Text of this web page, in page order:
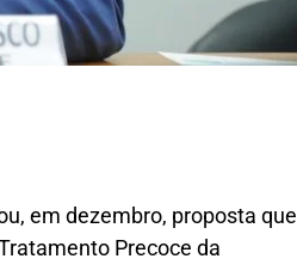
em dezembro, proposta que
Precoce da